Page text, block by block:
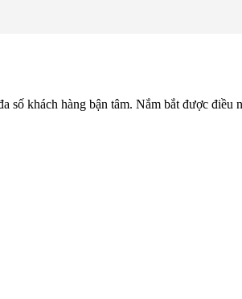
số khách hàng bận tâm. Nắm bắt được điều